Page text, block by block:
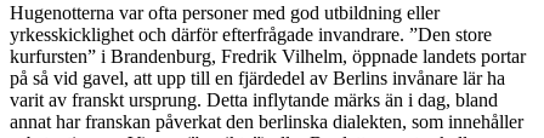
Hugenotterna var ofta personer med god utbildning eller
yrkesskicklighet och därför efterfrågade invandrare. ”Den store
kurfursten” i Brandenburg, Fredrik Vilhelm, öppnade landets portar
på så vid gavel, att upp till en fjärdedel av Berlins invånare lär ha
varit av franskt ursprung. Detta inflytande märks än i dag, bland
annat har franskan påverkat den berlinska dialekten, som innehåller